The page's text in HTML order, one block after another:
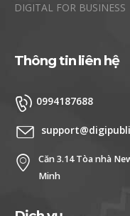
DIGITAL FOR BUSINESS
Thông tin liên hệ
0994187688
Căn 3.14 Tòa nhà
Minh